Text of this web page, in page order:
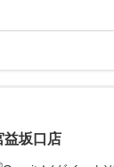
坂口店